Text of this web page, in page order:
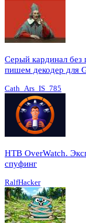
Серый кардинал без
пишем декодер для
Cath_Ars_IS_785
HTB OverWatch.
спуфинг
RalfHacker